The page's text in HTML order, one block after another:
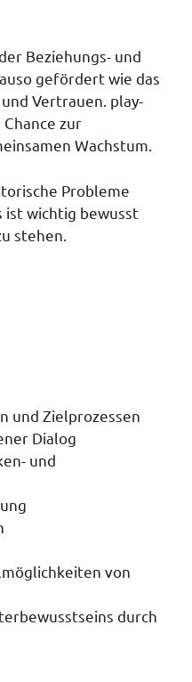
Beziehungs- und
gefördert wie das
Vertrauen. play-
zur
Wachstum.
Probleme
ist wichtig bewusst
stehen.
und Zielprozessen
Dialog
und
von
durch